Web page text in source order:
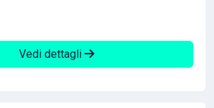
Vedi dettagli